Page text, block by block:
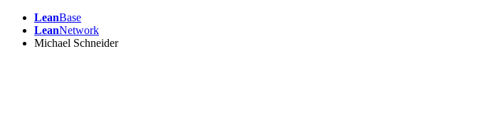
LeanBase
LeanNetwork
Michael Schneider